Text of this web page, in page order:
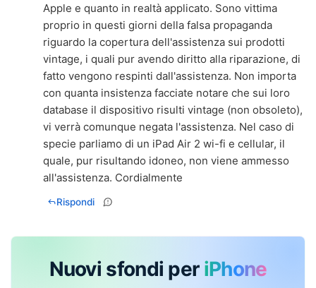
Apple e quanto in realtà applicato. Sono vittima
proprio in questi giorni della falsa propaganda
riguardo la copertura dell'assistenza sui prodotti
vintage, i quali pur avendo diritto alla riparazione, di
fatto vengono respinti dall'assistenza. Non importa
con quanta insistenza facciate notare che sui loro
database il dispositivo risulti vintage (non obsoleto),
vi verrà comunque negata l'assistenza. Nel caso di
specie parliamo di un iPad Air 2 wi-fi e cellular, il
quale, pur risultando idoneo, non viene ammesso
all'assistenza. Cordialmente
Rispondi
Nuovi sfondi per iPhone